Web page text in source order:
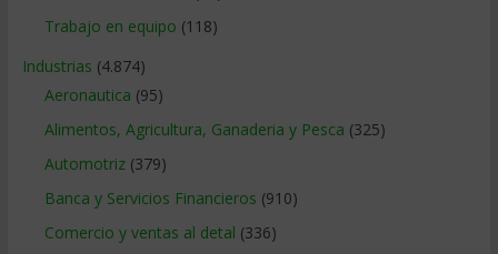
Trabajo en equipo (118)
Industrias (4.874)
Aeronautica (95)
Alimentos, Agricultura, Ganaderia y Pesca (325)
Automotriz(379)
Banca y Servicios Financieros (910)
Comercio y ventas al detal (336)